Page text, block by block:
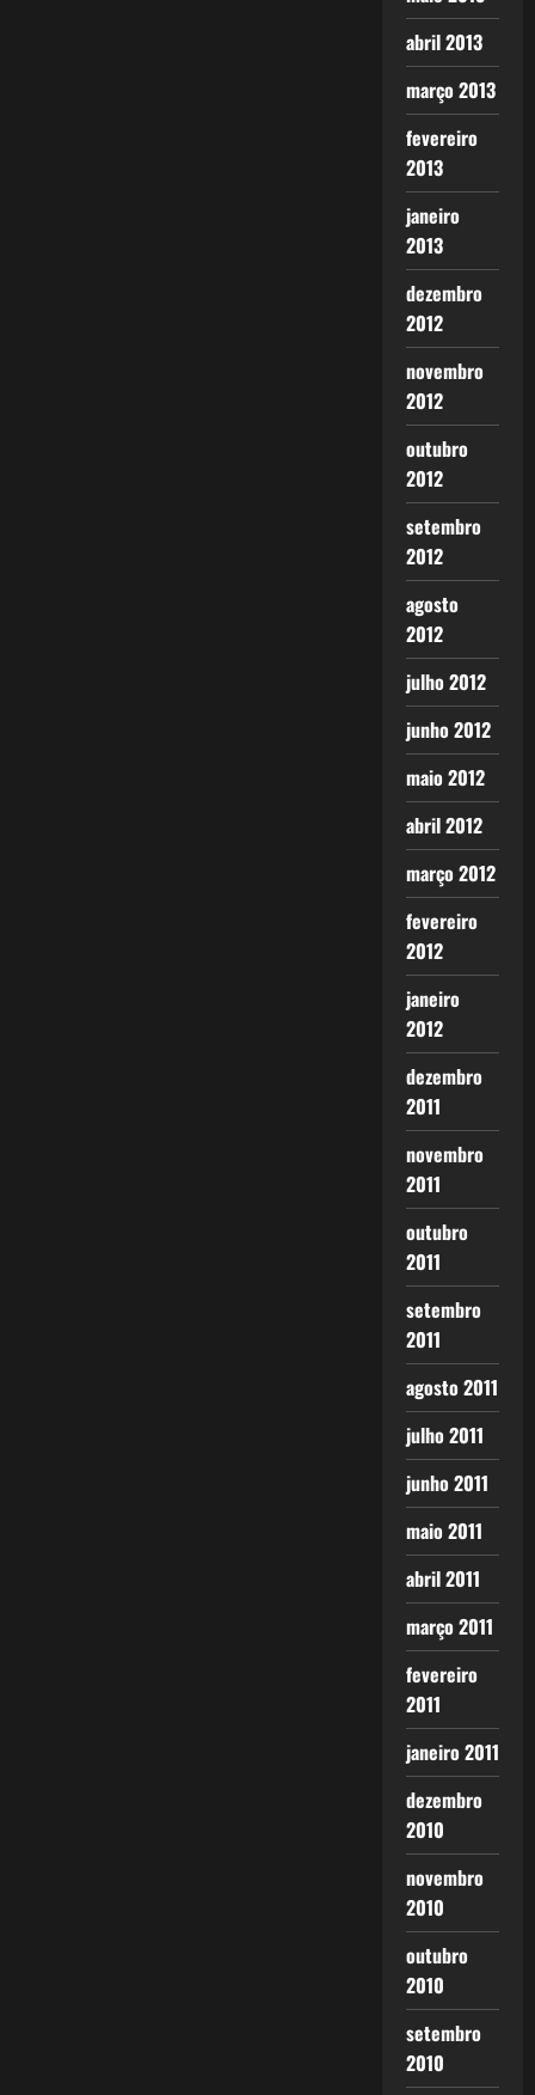
abril 2013
março 2013
fevereiro
2013
janeiro
2013
dezembro
2012
novembro
2012
outubro
2012
setembro
2012
agosto
2012
julho 2012
junho 2012
maio 2012
abril 2012
março 2012
fevereiro
2012
janeiro
2012
dezembro
2011
novembro
2011
outubro
2011
setembro
2011
agosto 2011
julho 2011
junho 2011
maio 2011
abril 2011
março 2011
fevereiro
2011
janeiro 2011
dezembro
2010
novembro
2010
outubro
2010
setembro
2010